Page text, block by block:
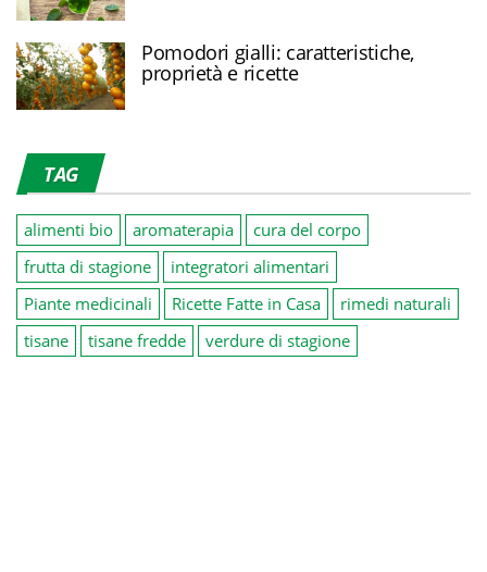
Pomodori gialli: caratteristiche,
proprietà e ricette
TAG
alimenti bio aromaterapia
cura del corpo
frutta di stagione
integratori alimentari
Piante medicinali
Ricette Fatte in Casa
rimedi naturali
tisane
tisane fredde verdure di stagione